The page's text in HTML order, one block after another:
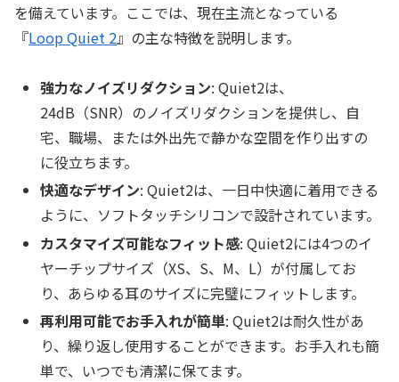
を備えています。ここでは、現在主流となっている
『Loop Quiet 2』の主な特徴を説明します。
強力なノイズリダクション: Quiet2は、
24dB（SNR）のノイズリダクションを提供し、自
宅、職場、または外出先で静かな空間を作り出すの
に役立ちます。
快適なデザイン: Quiet2は、一日中快適に着用できる
ように、ソフトタッチシリコンで設計されています。
カスタマイズ可能なフィット感: Quiet2には4つのイ
ヤーチップサイズ（XS、S、M、L）が付属してお
り、あらゆる耳のサイズに完璧にフィットします。
再利用可能でお手入れが簡単: Quiet2は耐久性があ
り、繰り返し使用することができます。お手入れも簡
単で、いつでも清潔に保てます。